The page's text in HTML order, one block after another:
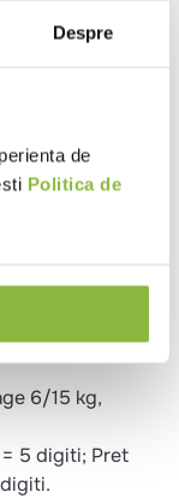
Despre
de
Politica de
100 articole;
ACC are dubla
maxima de
platan din
6/15 kg,
5 digiti; Pret